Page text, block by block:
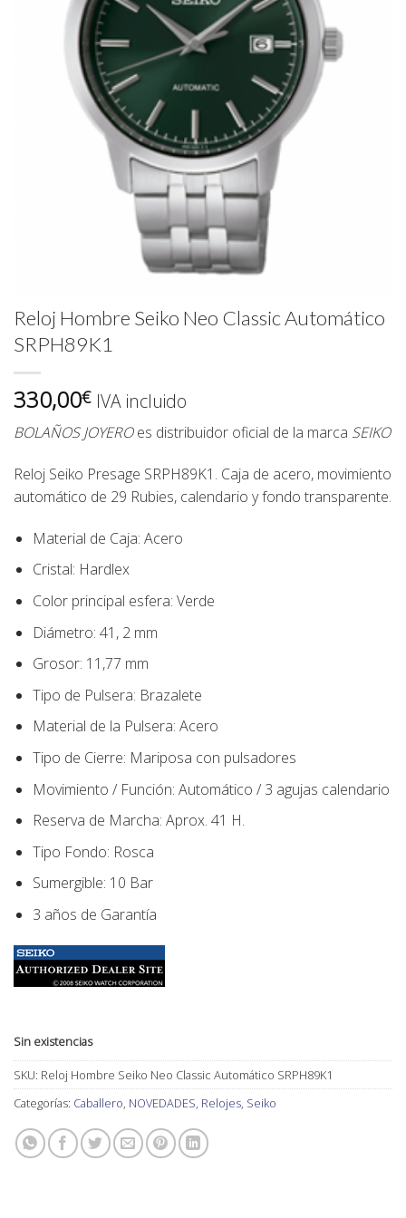
Reloj Hombre Seiko Neo Classic Automático
SRPH89K1
330,00€ IVA incluido
BOLAÑOS JOYEROes distribuidor oficial de la marca SEIKO
Reloj Seiko Presage SRPH89K1. Caja de acero, movimiento
automático de 29 Rubies, calendario y fondo transparente.
Material de Caja: Acero
Cristal: Hardlex
Color principal esfera: Verde
Diámetro: 41, 2 mm
Grosor: 11,77 mm
Tipo de Pulsera: Brazalete
Material de la Pulsera: Acero
Tipo de Cierre: Mariposa con pulsadores
Movimiento / Función: Automático / 3 agujas calendario
Reserva de Marcha: Aprox. 41 H.
Tipo Fondo: Rosca
Sumergible: 10 Bar
3 años de Garantía
Sin existencias
SKU: Reloj Hombre Seiko Neo Classic Automático SRPH89K1
Categorías: Caballero, NOVEDADES, Relojes, Seiko